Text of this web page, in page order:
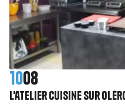
1008
L'atelier cuisine sur